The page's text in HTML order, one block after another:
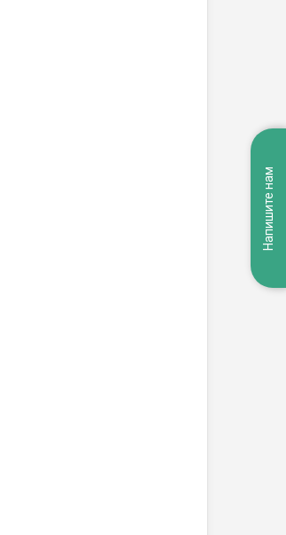
Напишите нам